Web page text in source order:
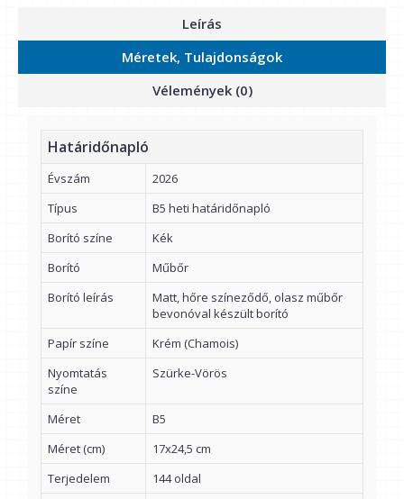
Leírás
Méretek, Tulajdonságok
Vélemények (0)
Határidőnapló
Évszám
2026
Típus
B5 heti határidőnapló
Borító színe
Kék
Borító
Műbőr
Borító leírás
Matt, hőre színeződő, olasz műbőr
bevonóval készült borító
Papír színe
Krém (Chamois)
Nyomtatás
színe
Szürke-Vörös
Méret
B5
Méret (cm)
17x24,5 cm
Terjedelem
144 oldal